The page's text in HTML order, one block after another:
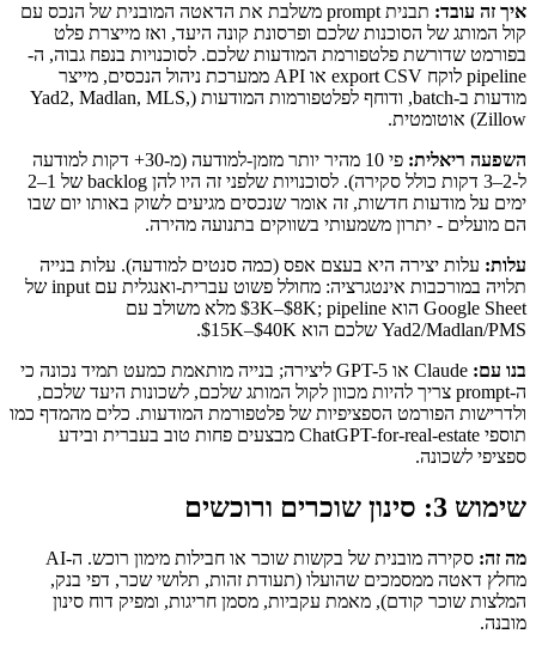
איך זה עובד:
תבנית prompt משלבת את הדאטה המובנית של הנכס עם
קול המותג של הסוכנות שלכם ופרסונת קונה היעד, ואז מייצרת פלט
בפורמט שדורשת פלטפורמת המודעות שלכם. לסוכנויות בנפח גבוה, ה-
pipeline לוקח export CSV או API ממערכת ניהול הנכסים, מייצר
מודעות ב-batch, ודוחף לפלטפורמות המודעות (Yad2, Madlan, MLS,
Zillow) אוטומטית.
השפעה ריאלית:
פי 10 מהיר יותר מזמן-למודעה (מ-30+ דקות למודעה
ל-2–3 דקות כולל סקירה). לסוכנויות שלפני זה היו להן backlog של 1–2
ימים על מודעות חדשות, זה אומר שנכסים מגיעים לשוק באותו יום שבו
הם מועלים - יתרון משמעותי בשווקים בתנועה מהירה.
עלות: עלות יצירה היא בעצם אפס (כמה סנטים למודעה). עלות בנייה
תלויה במורכבות אינטגרציה: מחולל פשוט עברית-ואנגלית עם input של
Google Sheet הוא $3K–$8K; pipeline מלא משולב עם
Yad2/Madlan/PMS שלכם הוא $15K–$40K.
בנו עם:
Claude או GPT-5 ליצירה; בנייה מותאמת כמעט תמיד נכונה כי
ה-prompt צריך להיות מכוון לקול המותג שלכם, לשכונות היעד שלכם,
ולדרישות הפורמט הספציפיות של פלטפורמת המודעות. כלים מהמדף כמו
תוספי ChatGPT-for-real-estate מבצעים פחות טוב בעברית ובידע
ספציפי לשכונה.
שימוש 3: סינון שוכרים ורוכשים
מה זה:
סקירה מובנית של בקשות שוכר או חבילות מימון רוכש. ה-AI
מחלץ דאטה ממסמכים שהועלו (תעודת זהות, תלושי שכר, דפי בנק,
המלצות שוכר קודם), מאמת עקביות, מסמן חריגות, ומפיק דוח סינון
מובנה.